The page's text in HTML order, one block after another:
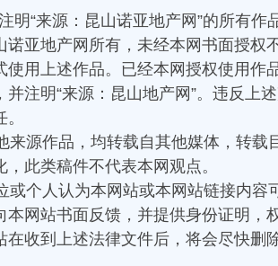
明“来源：昆山诺亚地产网”的所有作
诺亚地产网所有，未经本网书面授权
使用上述作品。已经本网授权使用作
并注明“来源：昆山地产网”。违反上
源作品，均转载自其他媒体，转载
，此类稿件不代表本网观点。
个人认为本网站或本网站链接内容
本网站书面反馈，并提供身份证明，
在收到上述法律文件后，将会尽快删